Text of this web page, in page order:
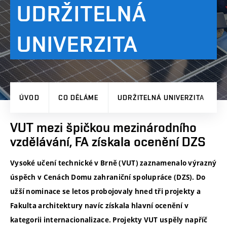
UDRŽITELNÁ
UNIVERZITA
ÚVOD CO DĚLÁME UDRŽITELNÁ UNIVERZITA
VUT mezi špičkou mezinárodního
vzdělávání, FA získala ocenění DZS
Vysoké učení technické v Brně (VUT) zaznamenalo výrazný
úspěch v Cenách Domu zahraniční spolupráce (DZS). Do
užší nominace se letos probojovaly hned tři projekty a
Fakulta architektury navíc získala hlavní ocenění v
kategorii internacionalizace. Projekty VUT uspěly napříč